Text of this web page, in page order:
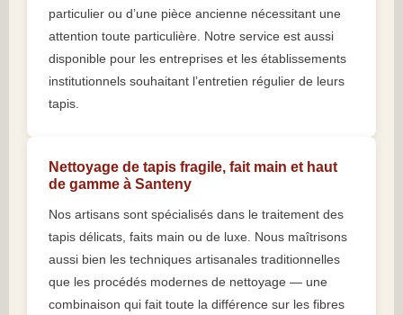
particulier ou d’une pièce ancienne nécessitant une
attention toute particulière. Notre service est aussi
disponible pour les entreprises et les établissements
institutionnels souhaitant l’entretien régulier de leurs
tapis.
Nettoyage de tapis fragile, fait main et haut
de gamme à Santeny
Nos artisans sont spécialisés dans le traitement des
tapis délicats, faits main ou de luxe. Nous maîtrisons
aussi bien les techniques artisanales traditionnelles
que les procédés modernes de nettoyage — une
combinaison qui fait toute la différence sur les fibres